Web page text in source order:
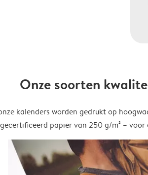
Onze soorten
kalenders worden gedrukt op
gecertificeerd papier van 250 g/m² –